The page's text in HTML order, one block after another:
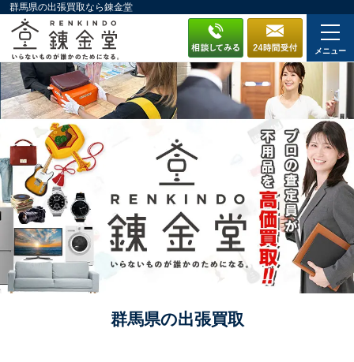
群馬県の出張買取なら錬金堂
メニュー
群馬県の出張買取